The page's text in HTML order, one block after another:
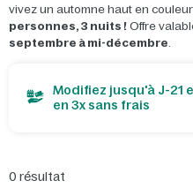
vivez un automne haut en
personnes, 3 nuits ! Offre
septembre à mi-décembre
Modifiez jusqu'à J-21
en 3x sans frais
0 résultat